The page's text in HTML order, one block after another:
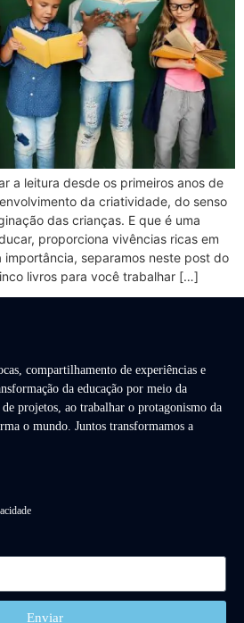
a leitura desde os primeiros anos de
da criatividade, do senso
das crianças. E que é uma
proporciona vivências ricas em
importância, separamos neste post do
livros para você trabalhar […]
compartilhamento de experiências e
da educação por meio da
projetos, ao trabalhar o protagonismo da
o mundo. Juntos transformamos a
Enviar